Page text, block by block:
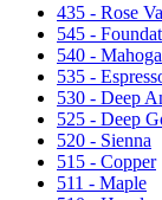
435 - Rose
545 -
540 -
535 -
530 - Deep
525 - Deep
520 - Sienna
515 - Copper
511 - Maple